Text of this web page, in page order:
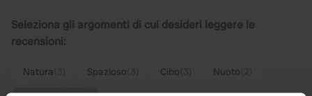
Seleziona gli argomenti di cui desideri leggere le
recensioni:
Natura Spazioso Cibo Nuoto